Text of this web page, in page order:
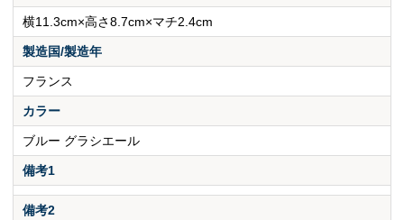
横11.3cm×高さ8.7cm×マチ2.4cm
製造国/製造年
フランス
カラー
ブルー グラシエール
備考1
備考2